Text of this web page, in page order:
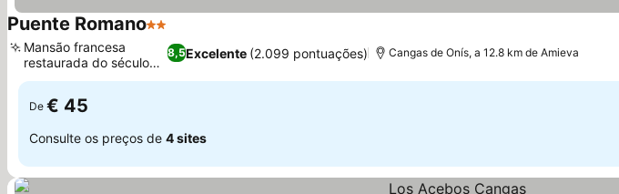
Puente Romano2 Estrelas
8,5Excelente (2.099 pontuações)
Mansão francesa
restaurada do século
XIX
Cangas de Onís, a 12.8 km de Amieva
De € 45
Consulte os preços de 4 sites